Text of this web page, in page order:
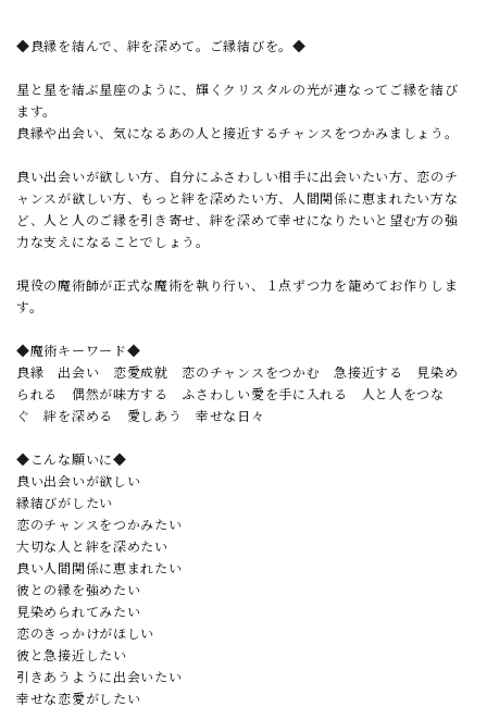
◆良縁を結んで、絆を深めて。ご縁結びを。◆
星と星を結ぶ星座のように、輝くクリスタルの光が連なってご縁を結び
ます。
良縁や出会い、気になるあの人と接近するチャンスをつかみましょう。
良い出会いが欲しい方、自分にふさわしい相手に出会いたい方、恋のチ
ャンスが欲しい方、もっと絆を深めたい方、人間関係に恵まれたい方な
ど、人と人のご縁を引き寄せ、絆を深めて幸せになりたいと望む方の強
力な支えになることでしょう。
現役の魔術師が正式な魔術を執り行い、１点ずつ力を籠めてお作りしま
す。
◆魔術キーワード◆
良縁 出会い 恋愛成就 恋のチャンスをつかむ 急接近する 見染め
られる 偶然が味方する ふさわしい愛を手に入れる 人と人をつな
ぐ 絆を深める 愛しあう 幸せな日々
◆こんな願いに◆
良い出会いが欲しい
縁結びがしたい
恋のチャンスをつかみたい
大切な人と絆を深めたい
良い人間関係に恵まれたい
彼との縁を強めたい
見染められてみたい
恋のきっかけがほしい
彼と急接近したい
引きあうように出会いたい
幸せな恋愛がしたい